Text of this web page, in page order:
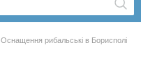
Оснащення рибальські в Борисполі